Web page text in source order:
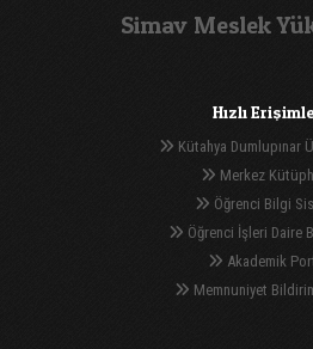
Simav Meslek
Hızlı
Kütahya Dumlupınar
Merkez
Öğrenci Bilgi
Öğrenci İşleri Daire
Akademik
Memnuniyet